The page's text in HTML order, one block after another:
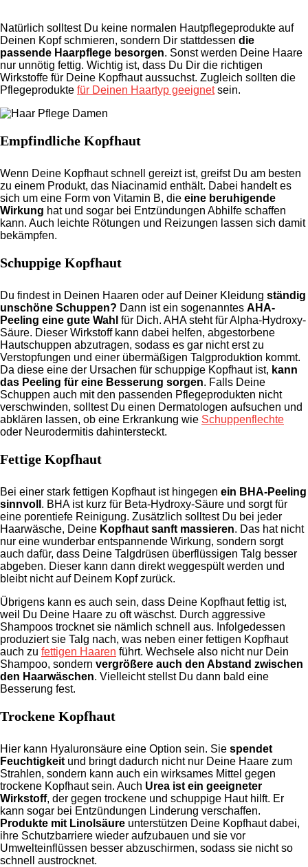
Natürlich solltest Du keine normalen Hautpflegeprodukte auf
Deinen Kopf schmieren, sondern Dir stattdessen die
passende Haarpflege besorgen. Sonst werden Deine Haare
nur unnötig fettig. Wichtig ist, dass Du Dir die richtigen
Wirkstoffe für Deine Kopfhaut aussuchst. Zugleich sollten die
Pflegeprodukte für Deinen Haartyp geeignetsein.
Empfindliche Kopfhaut
Wenn Deine Kopfhaut schnell gereizt ist, greifst Du am besten
zu einem Produkt, das Niacinamid enthält. Dabei handelt es
sich um eine Form von Vitamin B, die eine beruhigende
Wirkung hat und sogar bei Entzündungen Abhilfe schaffen
kann. Auch leichte Rötungen und Reizungen lassen sich damit
bekämpfen.
Schuppige Kopfhaut
Du findest in Deinen Haaren oder auf Deiner Kleidung ständig
unschöne Schuppen? Dann ist ein sogenanntes AHA-
Peeling eine gute Wahl für Dich. AHA steht für Alpha-Hydroxy-
Säure. Dieser Wirkstoff kann dabei helfen, abgestorbene
Hautschuppen abzutragen, sodass es gar nicht erst zu
Verstopfungen und einer übermäßigen Talgproduktion kommt.
Da diese eine der Ursachen für schuppige Kopfhaut ist, kann
das Peeling für eine Besserung sorgen. Falls Deine
Schuppen auch mit den passenden Pflegeprodukten nicht
verschwinden, solltest Du einen Dermatologen aufsuchen und
abklären lassen, ob eine Erkrankung wie Schuppenflechte
oder Neurodermitis dahintersteckt.
Fettige Kopfhaut
Bei einer stark fettigen Kopfhaut ist hingegen ein BHA-Peeling
sinnvoll . BHA ist kurz für Beta-Hydroxy-Säure und sorgt für
eine porentiefe Reinigung. Zusätzlich solltest Du bei jeder
Haarwäsche, Deine Kopfhaut sanft massieren. Das hat nicht
nur eine wunderbar entspannende Wirkung, sondern sorgt
auch dafür, dass Deine Talgdrüsen überflüssigen Talg besser
abgeben. Dieser kann dann direkt weggespült werden und
bleibt nicht auf Deinem Kopf zurück.
Übrigens kann es auch sein, dass Deine Kopfhaut fettig ist,
weil Du Deine Haare zu oft wäschst. Durch aggressive
Shampoos trocknet sie nämlich schnell aus. Infolgedessen
produziert sie Talg nach, was neben einer fettigen Kopfhaut
auch zu fettigen Haaren führt. Wechsele also nicht nur Dein
Shampoo, sondern vergrößere auch den Abstand zwischen
den Haarwäschen. Vielleicht stellst Du dann bald eine
Besserung fest.
Trockene Kopfhaut
Hier kann Hyaluronsäure eine Option sein. Sie spendet
Feuchtigkeit und bringt dadurch nicht nur Deine Haare zum
Strahlen, sondern kann auch ein wirksames Mittel gegen
trockene Kopfhaut sein. Auch Urea ist ein geeigneter
Wirkstoff, der gegen trockene und schuppige Haut hilft. Er
kann sogar bei Entzündungen Linderung verschaffen.
Produkte mit Linolsäure unterstützen Deine Kopfhaut dabei,
ihre Schutzbarriere wieder aufzubauen und sie vor
Umwelteinflüssen besser abzuschirmen, sodass sie nicht so
schnell austrocknet.